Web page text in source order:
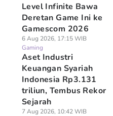
Level Infinite Bawa
Deretan Game Ini ke
Gamescom 2026
6 Aug 2026, 17:15 WIB
Gaming
Aset Industri
Keuangan Syariah
Indonesia Rp3.131
triliun, Tembus Rekor
Sejarah
7 Aug 2026, 10:42 WIB